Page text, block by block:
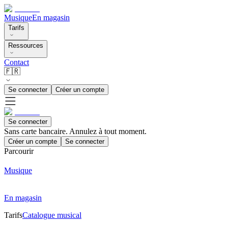
MusiqueEn magasin
Tarifs
Ressources
Contact
🇫🇷
Se connecter Créer un compte
Se connecter
Sans carte bancaire. Annulez à tout moment.
Créer un compte Se connecter
Parcourir
Musique
En magasin
TarifsCatalogue musical